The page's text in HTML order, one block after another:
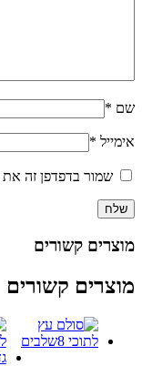
שם *
אימייל *
שמור בדפדפן זה
מוצרים קשורים
מוצרים קשורים